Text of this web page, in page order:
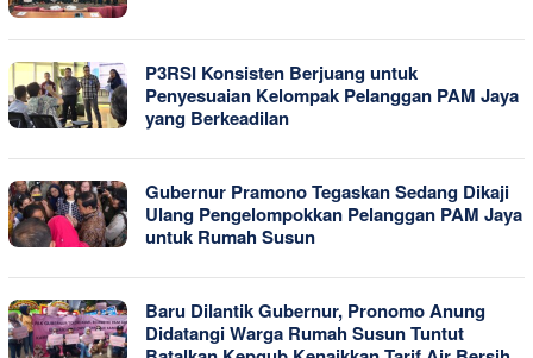
P3RSI Konsisten Berjuang untuk
Penyesuaian Kelompak Pelanggan PAM Jaya
yang Berkeadilan
Gubernur Pramono Tegaskan Sedang Dikaji
Ulang Pengelompokkan Pelanggan PAM Jaya
untuk Rumah Susun
Baru Dilantik Gubernur, Pronomo Anung
Didatangi Warga Rumah Susun Tuntut